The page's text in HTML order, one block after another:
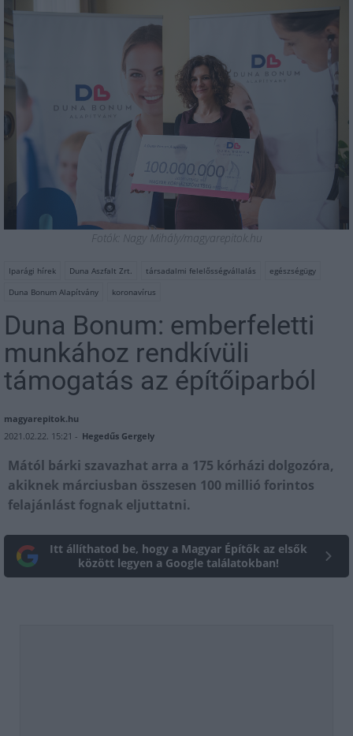
Fotók: Nagy Mihály/magyarepitok.hu
Iparági hírek Duna Aszfalt Zrt. társadalmi felelősségvállalás
egészségügy
Duna Bonum Alapítvány
koronavírus
Duna Bonum: emberfeletti
munkához rendkívüli
támogatás az építőiparból
magyarepitok.hu
2021.02.22. 15:21 - Hegedűs Gergely
Mától bárki szavazhat arra a 175 kórházi dolgozóra,
akiknek márciusban összesen 100 millió forintos
felajánlást fognak eljuttatni.
Itt állíthatod be, hogy a Magyar Építők az elsők
között legyen a Google találatokban!